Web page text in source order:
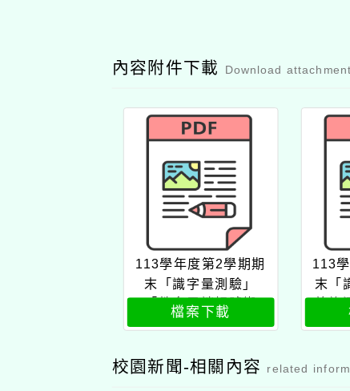
內容附件下載 Download attachment
113學年度第2學期期
末「識字量測驗」
「教育雲端帳號綁
定」說明
檔案下載
113
末「
放施
帳號
校園新聞-相關內容 related